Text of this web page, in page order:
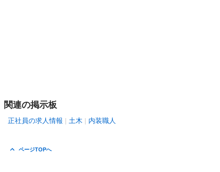
関連の掲示板
正社員の求人情報 土木 内装職人
ページTOPへ